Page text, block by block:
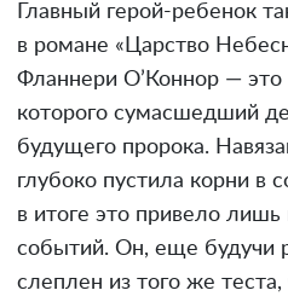
Главный герой-ребенок
в романе «Царство
Фланнери О’Коннор —
которого сумасшедший
будущего пророка.
глубоко пустила корни в
в итоге это привело лишь
событий. Он, еще будучи
слеплен из того же